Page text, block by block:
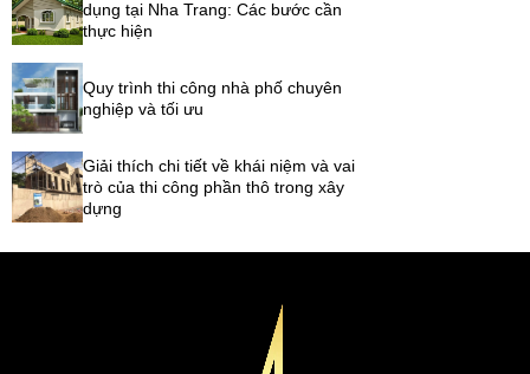
dụng tại Nha Trang: Các bước cần
thực hiện
Quy trình thi công nhà phố chuyên
nghiệp và tối ưu
Giải thích chi tiết về khái niệm và vai
trò của thi công phần thô trong xây
dựng